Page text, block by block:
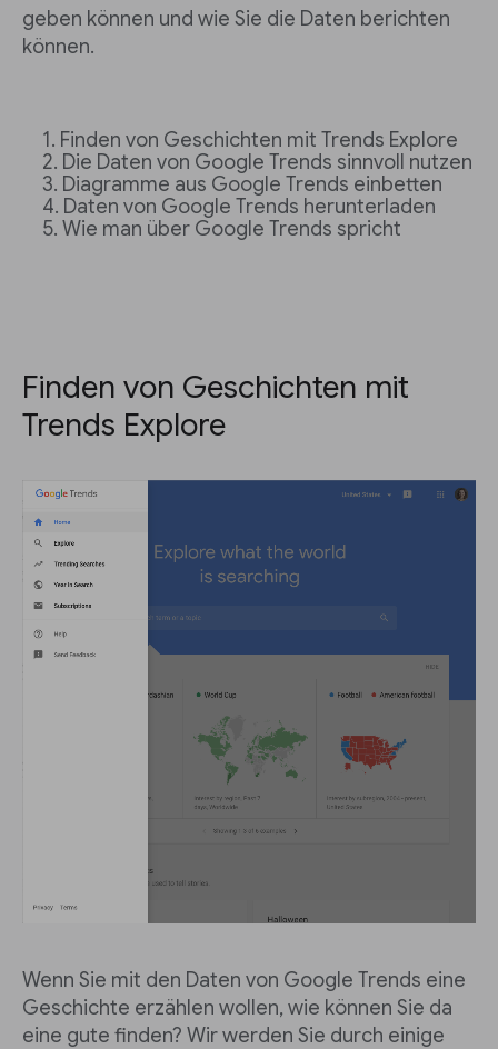
geben können und wie Sie die Daten berichten
können.
Finden von Geschichten mit Trends Explore
Die Daten von Google Trends sinnvoll nutzen
Diagramme aus Google Trends einbetten
Daten von Google Trends herunterladen
Wie man über Google Trends spricht
Finden von Geschichten mit
Trends Explore
Wenn Sie mit den Daten von Google Trends eine
Geschichte erzählen wollen, wie können Sie da
eine gute finden? Wir werden Sie durch einige